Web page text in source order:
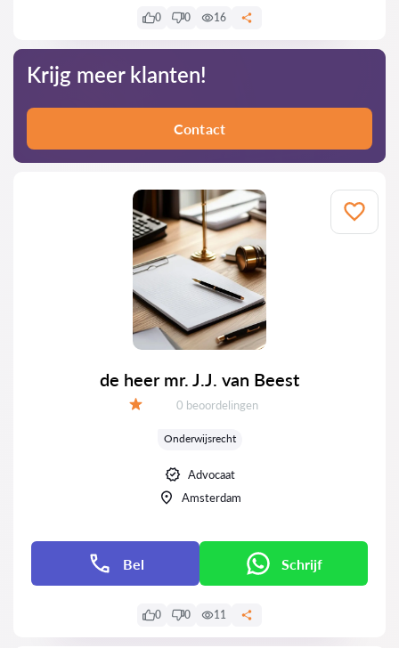
0 0 16
Krijg meer klanten!
Contact
de heer mr. J.J. van Beest
Getuigenissen:
0 beoordelingen
Onderwijsrecht
Advocaat
Amsterdam
Bel Schrijf
0 0 11